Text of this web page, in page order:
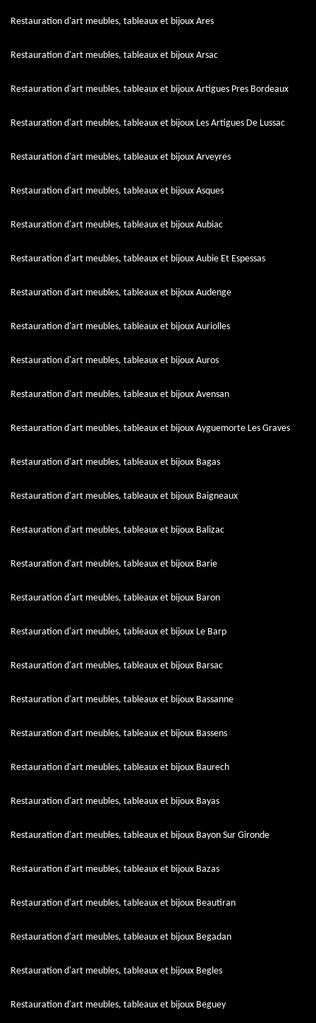
Restauration d'art meubles, tableaux et bijoux Ares
Restauration d'art meubles, tableaux et bijoux Arsac
Restauration d'art meubles, tableaux et bijoux Artigues Pres Bordeaux
Restauration d'art meubles, tableaux et bijoux Les Artigues De Lussac
Restauration d'art meubles, tableaux et bijoux Arveyres
Restauration d'art meubles, tableaux et bijoux Asques
Restauration d'art meubles, tableaux et bijoux Aubiac
Restauration d'art meubles, tableaux et bijoux Aubie Et Espessas
Restauration d'art meubles, tableaux et bijoux Audenge
Restauration d'art meubles, tableaux et bijoux Auriolles
Restauration d'art meubles, tableaux et bijoux Auros
Restauration d'art meubles, tableaux et bijoux Avensan
Restauration d'art meubles, tableaux et bijoux Ayguemorte Les Graves
Restauration d'art meubles, tableaux et bijoux Bagas
Restauration d'art meubles, tableaux et bijoux Baigneaux
Restauration d'art meubles, tableaux et bijoux Balizac
Restauration d'art meubles, tableaux et bijoux Barie
Restauration d'art meubles, tableaux et bijoux Baron
Restauration d'art meubles, tableaux et bijoux Le Barp
Restauration d'art meubles, tableaux et bijoux Barsac
Restauration d'art meubles, tableaux et bijoux Bassanne
Restauration d'art meubles, tableaux et bijoux Bassens
Restauration d'art meubles, tableaux et bijoux Baurech
Restauration d'art meubles, tableaux et bijoux Bayas
Restauration d'art meubles, tableaux et bijoux Bayon Sur Gironde
Restauration d'art meubles, tableaux et bijoux Bazas
Restauration d'art meubles, tableaux et bijoux Beautiran
Restauration d'art meubles, tableaux et bijoux Begadan
Restauration d'art meubles, tableaux et bijoux Begles
Restauration d'art meubles, tableaux et bijoux Beguey